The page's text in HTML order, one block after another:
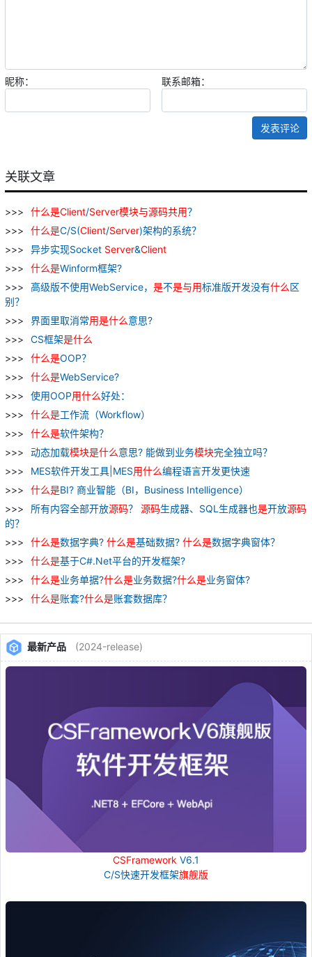
昵称： 联系邮箱：
发表评论
关联文章
什么是Client/Server模块与源码共用？
什么是C/S(Client/Server)架构的系统？
异步实现Socket Server&Client
什么是Winform框架?
高级版不使用WebService， 是不是与用标准版开发没有什么区
别？
界面里取消常用是什么意思?
CS框架是什么
什么是OOP？
什么是WebService?
使用OOP用什么好处：
什么是工作流（Workflow）
什么是软件架构？
动态加载模块是什么意思? 能做到业务模块完全独立吗？
MES软件开发工具|MES用什么编程语言开发更快速
什么是BI? 商业智能（BI，Business Intelligence）
所有内容全部开放源码？ 源码生成器、SQL生成器也是开放源码
的？
什么是数据字典? 什么是基础数据? 什么是数据字典窗体？
什么是基于C#.Net平台的开发框架?
什么是业务单据?什么是业务数据?什么是业务窗体?
什么是账套?什么是账套数据库？
最新产品 (2024-release)
CSFramework V6.1
C/S快速开发框架旗舰版